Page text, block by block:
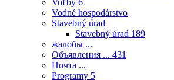
Voľby 6
Vodné hospodárstvo
Stavebný úrad
Stavebný úrad 189
жалобы ...
Объявления ... 431
Почта ...
Programy 5